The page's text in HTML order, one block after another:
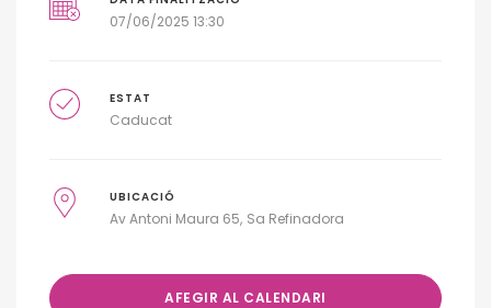
07/06/2025 13:30
ESTAT
Caducat
UBICACIÓ
Av Antoni Maura 65 Sa Refinadora
AFEGIR AL CALENDARI